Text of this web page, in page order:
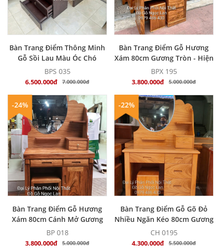
MUA NGAY
Bàn Trang Điểm Thông Minh
Gỗ Sồi Lau Màu Óc Chó
Gương Đèn Les
BPS 035
6.500.000đ 7.000.000đ
MUA NGAY
Bàn Trang Điểm Gỗ Hương
Xám 80cm Gương Tròn - Hiện
Đại
BPX 195
3.800.000đ 5.000.000đ
MUA NGAY
-24%
Bàn Trang Điểm Gỗ Hương
Xám 80cm Cánh Mở Gương
Hộp - Giá Rẻ
BP 018
3.800.000đ 5.000.000đ
MUA NGAY
-22%
Bàn Trang Điểm Gỗ Gõ Đỏ
Nhiều Ngăn Kéo 80cm Gương
Hộp - Hiện Đại
CH 0195
4.300.000đ 5.500.000đ